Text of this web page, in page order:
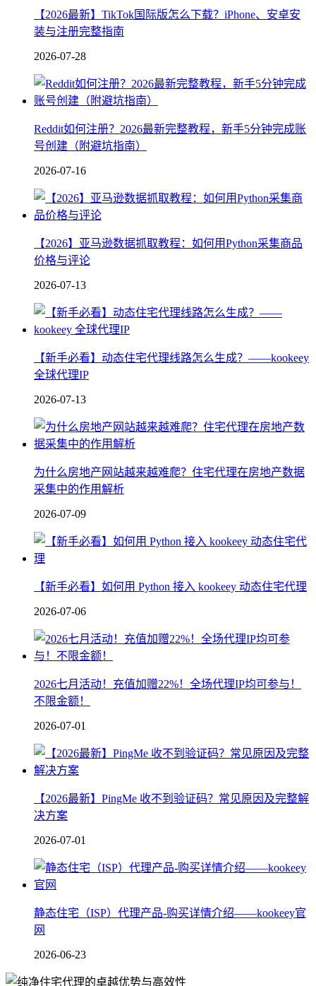
【2026最新】TikTok国际版怎么下载？iPhone、安卓安
装与注册完整指南
2026-07-28
Reddit如何注册？2026最新完整教程，新手5分钟完成账
号创建（附避坑指南）
2026-07-16
【2026】亚马逊数据抓取教程：如何用Python采集商品
价格与评论
2026-07-13
【新手必看】动态住宅代理线路怎么生成？——kookeey
全球代理IP
2026-07-13
为什么房地产网站越来越难爬？住宅代理在房地产数据
采集中的作用解析
2026-07-09
【新手必看】如何用 Python 接入 kookeey 动态住宅代理
2026-07-06
2026七月活动！充值加赠22%！全场代理IP均可参与！
不限金额！
2026-07-01
【2026最新】PingMe 收不到验证码？常见原因及完整解
决方案
2026-07-01
静态住宅（ISP）代理产品-购买详情介绍——kookeey官
网
2026-06-23